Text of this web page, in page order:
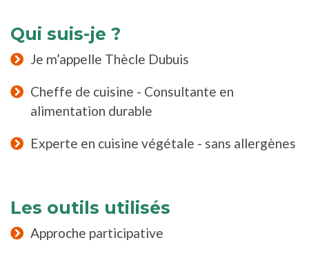
Qui suis-je ?
Je m’appelle Thècle Dubuis
Cheffe de cuisine - Consultante en
alimentation durable
Experte en cuisine végétale - sans allergènes
Les outils utilisés
Approche participative